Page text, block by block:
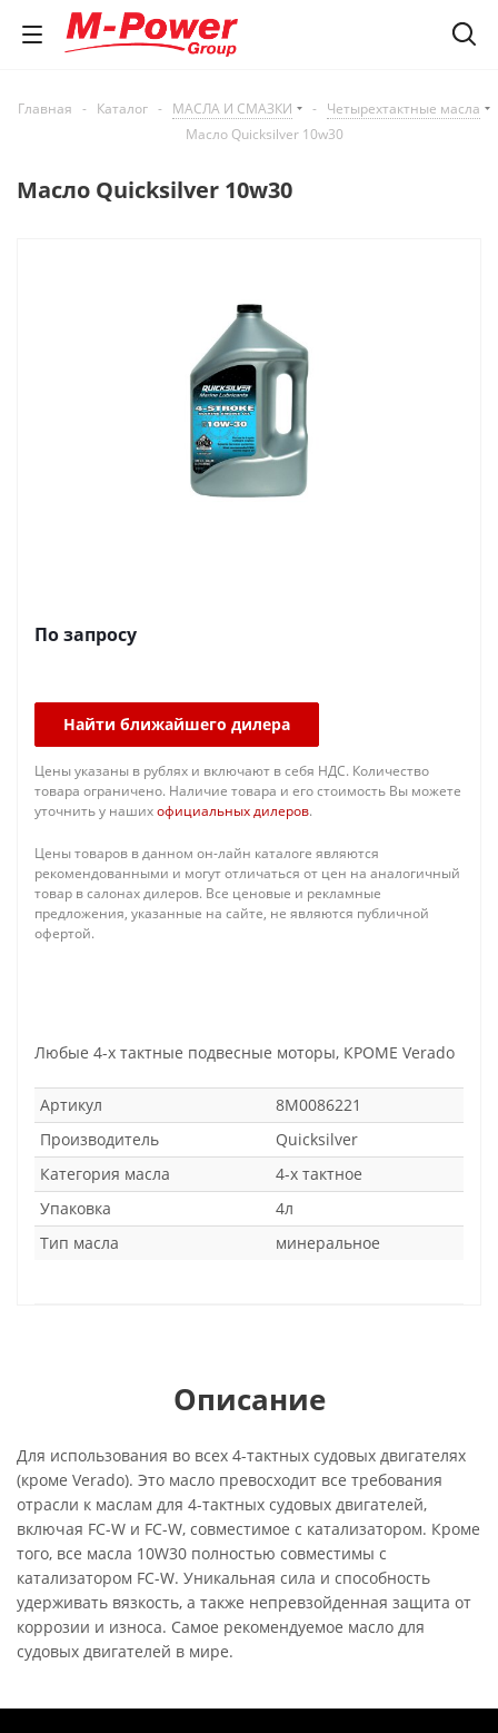
Главная - Каталог - МАСЛА И СМАЗКИ - Четырехтактные масла
Масло Quicksilver 10w30
Масло Quicksilver 10w30
По запросу
Найти ближайшего дилера
Цены указаны в рублях и включают в себя НДС. Количество
товара ограничено. Наличие товара и его стоимость Вы можете
уточнить у нашихофициальных дилеров.
Цены товаров в данном он-лайн каталоге являются
рекомендованными и могут отличаться от цен на аналогичный
товар в салонах дилеров. Все ценовые и рекламные
предложения, указанные на сайте, не являются публичной
офертой.
Любые 4-х тактные подвесные моторы, КРОМЕ Verado
Артикул
8M0086221
Производитель
Quicksilver
Категория масла
4-х тактное
Упаковка
4л
Тип масла
минеральное
Описание
Для использования во всех 4-тактных судовых двигателях
(кроме Verado). Это масло превосходит все требования
отрасли к маслам для 4-тактных судовых двигателей,
включая FC-W и FC-W, совместимое с катализатором. Кроме
того, все масла 10W30 полностью совместимы с
катализатором FC-W. Уникальная сила и способность
удерживать вязкость, а также непревзойденная защита от
коррозии и износа. Самое рекомендуемое масло для
судовых двигателей в мире.